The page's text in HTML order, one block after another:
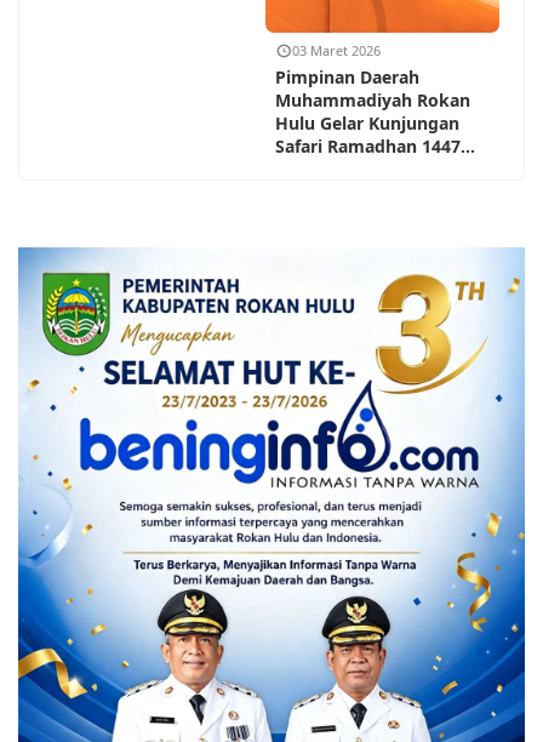
03 Maret 2026
Pimpinan Daerah
Muhammadiyah Rokan
Hulu Gelar Kunjungan
Safari Ramadhan 1447...